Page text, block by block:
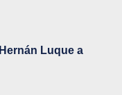
Luque a